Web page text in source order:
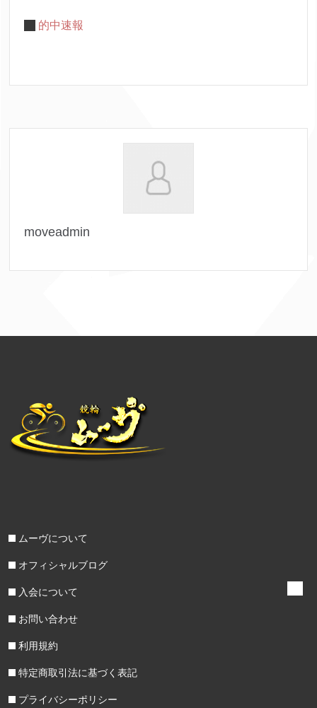
的中速報
moveadmin
ムーヴについて
オフィシャルブログ
入会について
お問い合わせ
利用規約
特定商取引法に基づく表記
プライバシーポリシー